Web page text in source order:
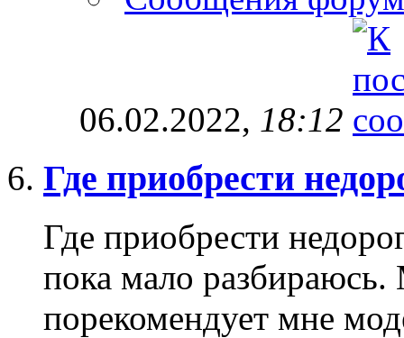
06.02.2022, 18:12
Где приобрести
Где приобрести
пока мало
порекомендует мне